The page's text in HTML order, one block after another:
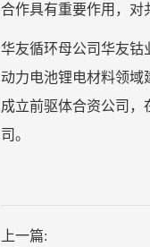
合作具有重要作用，对
华友循环母公司华友钴
动力电池锂电材料领域
成立前驱体合资公司，
司。
上一篇: